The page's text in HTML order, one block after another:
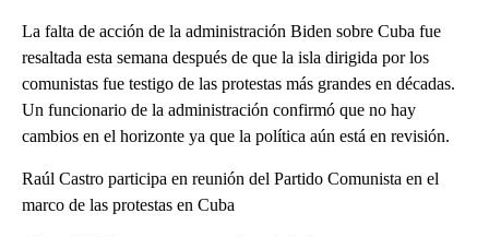
La falta de acción de la administración Biden sobre Cuba fue
resaltada esta semana después de que la isla dirigida por los
comunistas fue testigo de las protestas más grandes en décadas.
Un funcionario de la administración confirmó que no hay
cambios en el horizonte ya que la política aún está en revisión.
Raúl Castro participa en reunión del Partido Comunista en el
marco de las protestas en Cuba